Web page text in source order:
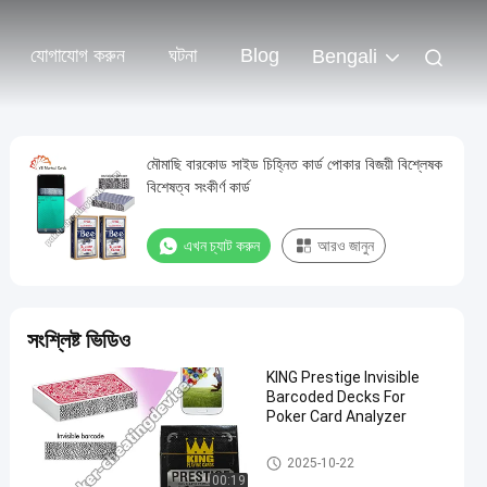
যোগাযোগ করুন ঘটনা Blog Bengali
মৌমাছি বারকোড সাইড চিহ্নিত কার্ড পোকার বিজয়ী বিশ্লেষক
বিশেষত্ব সংকীর্ণ কার্ড
এখন চ্যাট করুন আরও জানুন
সংশ্লিষ্ট ভিডিও
00:19
KING Prestige Invisible
Barcoded Decks For
Poker Card Analyzer
বারকোড চিহ্নিত কার্ড
2025-10-22